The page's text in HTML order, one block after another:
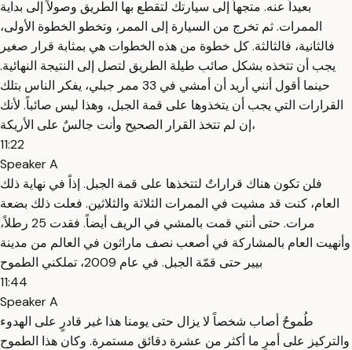
بعيداً عنه. متجهاً إلى سيارتك لتقطع بها الطريق وصولاً إلى بداية
الممرات. ثم تخرج من السيارة إلى الممر، وتخطو الخطوة الأولى،
فالثانية، فالثالثة. كل خطوة من هذه الخطوات هي بمثابة قرار صغير
يجب أن تتخذه بشكل صائب طيلة الطريق لتصل إلى النتيجة النهائية.
حينما أقول أنني أريد أن أمشي في 33 ممر جبلي، يفكر الناس بتلك
القرارات التي يجب أن يتخذوها على قمة الجبل، وهذا ليس صائباً. لأنك
إن لم تتخذ القرار الصحيح وأنت جالسٌ على الأريكة،
11:22
Speaker A
فلن تكون هناك قراراتٌ لتتخذها على قمة الجبل. إذاً في نهاية ذلك
العام، كنت قد مشيت في الممرات الثلاثة والثلاثين. فعلت ذلك بضعة
مرات. حتى أنني قمت بالمشي في الريف أيضاً. فقدت 25 رطلاً،
وأنهيت العام بالمشاركة في أصعب نصف ماراثون في العالم من مدينة
بيير حتى قمّة الجبل. في عام 2009، تملكني الطموح
11:44
Speaker A
طُموحٌ أصاب شخصاً لا يزال حتى يومنا هذا غير قادرٍ على الهدوء
والتركيز على أمرٍ ما أكثر من عشرة دقائق مستمرة. وكان هذا الطموح